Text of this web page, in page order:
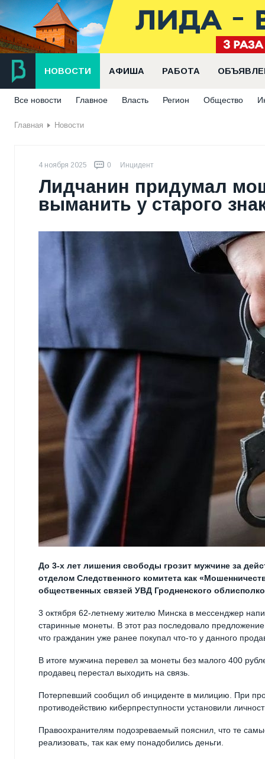
НОВОСТИ АФИША РАБОТА
Все новости Главное Власть Регион Общество
Главная Новости
4 ноября 2025 0 Инцидент
Лидчанин придумал
выманить у старого
До 3-х лет лишения свободы грозит мужчине за
отделом Следственного комитета как
общественных связей УВД Гродненского
3 октября 62-летнему жителю Минска в мессенджер
старинные монеты. В этот раз последовало
что гражданин уже ранее покупал что-то у данного
В итоге мужчина перевел за монеты без малого 400
продавец перестал выходить на связь.
Потерпевший сообщил об инциденте в милицию. При
противодействию киберпреступности установили
Правоохранителям подозреваемый пояснил, что те
реализовать, так как ему понадобились деньги.